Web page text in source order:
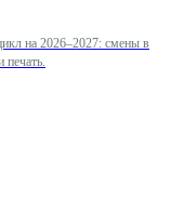
на 2026–2027: смены в
печать.